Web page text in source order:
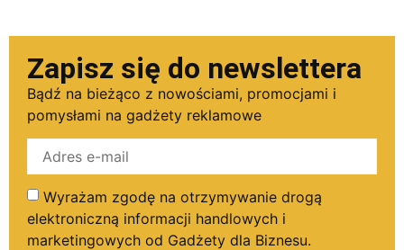
Zapisz się do newslettera
Bądź na bieżąco z nowościami, promocjami i
pomysłami na gadżety reklamowe
Wyrażam zgodę na otrzymywanie drogą
elektroniczną informacji handlowych i
marketingowych od Gadżety dla Biznesu.